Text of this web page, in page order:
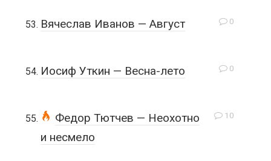
0
Вячеслав Иванов — Август
0
Иосиф Уткин — Весна-лето
10
Федор Тютчев — Неохотно
и несмело